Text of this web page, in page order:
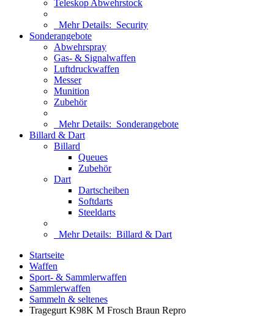
Teleskop Abwehrstock
Mehr Details: Security
Sonderangebote
Abwehrspray
Gas- & Signalwaffen
Luftdruckwaffen
Messer
Munition
Zubehör
Mehr Details: Sonderangebote
Billard & Dart
Billard
Queues
Zubehör
Dart
Dartscheiben
Softdarts
Steeldarts
Mehr Details: Billard & Dart
Startseite
Waffen
Sport- & Sammlerwaffen
Sammlerwaffen
Sammeln & seltenes
Tragegurt K98K M Frosch Braun Repro